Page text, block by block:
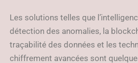
Les solutions telles que
détection des anomalies, la
traçabilité des données et les
chiffrement avancées sont